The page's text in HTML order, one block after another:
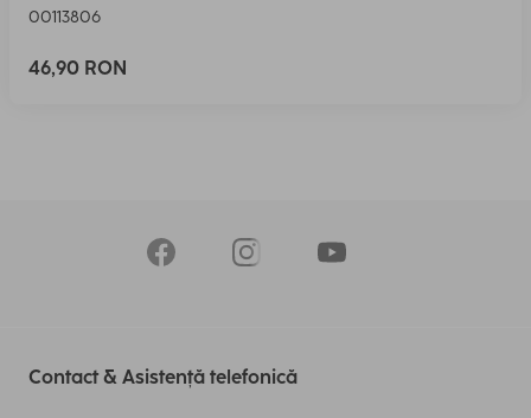
00113806
46,90 RON
Contact & Asistență telefonică